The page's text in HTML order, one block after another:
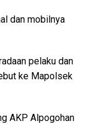
dan mobilnya
pelaku dan
ke Mapolsek
AKP Alpogohan